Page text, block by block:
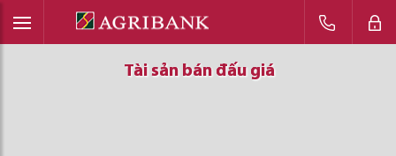
Tài sản bán đấu giá
Tài sản bán đấu giá
Tài sản bán đấu giá